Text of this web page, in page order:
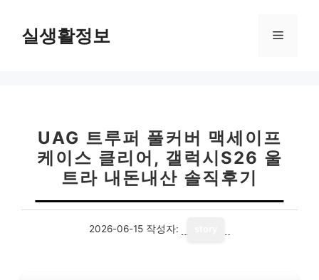
실생활정보 메
UAG 트루퍼 풀커버 맥세이프
케이스 클리어, 갤럭시S26 울
트라 내돈내산 솔직후기
2026-06-15 작성자: